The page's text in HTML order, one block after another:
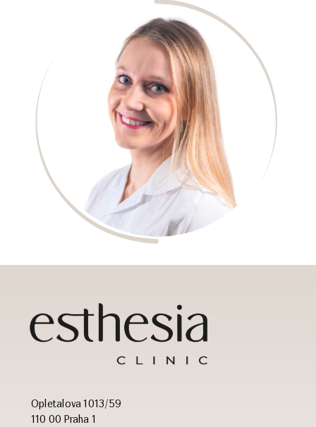
Opletalova 1013/59
110 00 Praha 1